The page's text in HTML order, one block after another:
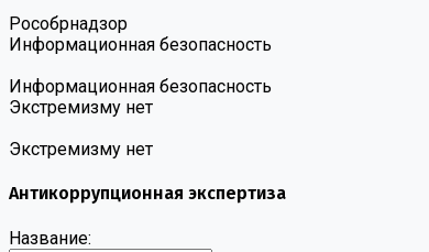
Роcобрнадзор
Информационная безопасность
Информационная безопасность
Экстремизму нет
Экстремизму нет
Антикоррупционная экспертиза
Название: